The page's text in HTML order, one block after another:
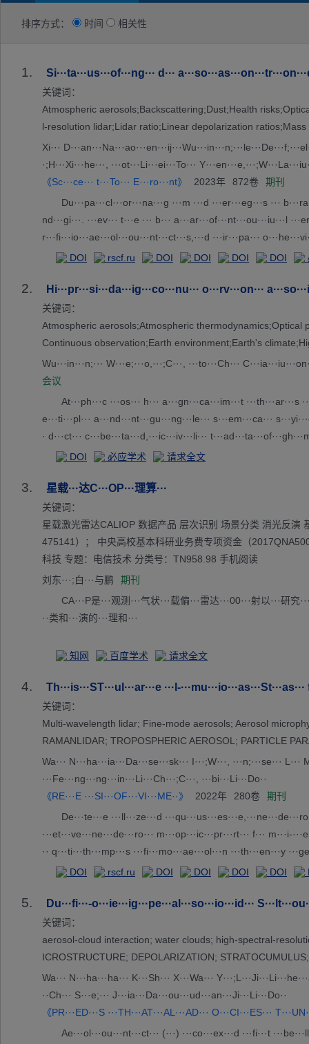
排序方式： 时间 相关性
1. Si···ta···us···of···ng··· d···
关键词：
Atmospheric aerosols;Backscattering;Dust;Health
l-resolution lidar;Lidar ratio;Linear depolarization
Xi···
·;H···Xi···he···, ···ot···Li···ei···To···
《Sc···ce··· t···To··· E···ro···nt》
2023年 872卷
期刊
Du···pa···cl···or···na···g ···m ···d ···er···eg···s ···
nd···gi···. ···ev··· t···e ··· b··· a···ar···of···nt···ou···iu···l
r···fi···io···ae···ol···ou···nt···ct···s,···d ···ir···pa···
i··· (···L)···se···ti···pr···di···da···of···nt···ou···ro···es···
f···th···wo···st···en···
·th···rr···ti···co···ic···ts··· 0··· a···0.···
·in···fr···ob···va···ns··· t···do···in···re··· M···ov···
·ct···, ···, ··· m··· c···en···ti···us··· P···. ··· u···er···
···te···ol··· i···us···et···io···Th··· v···ab···ob···va···ns···d
e ···ho··
DOI rscf.ru DOI DOI DOI DOI
2. Hi···pr···si···da···ig···co···nu··· o···rv···on···
关键词：
Atmospheric aerosols;Atmospheric
Continuous observation;Earth environment;Earth's
Wu···in···n;··· W···e;···o,···;C···, ···to···Ch···
会议
At···ph···c ···os··· h··· a···gn···ca···im···t ···th···ar···s
e···ti···pl··· a···nd···nt···gu···ng···le··· s···em···ca···
· d···ct··· c···be···ta···d,···ic···iv···li···
re···io···ay···d ···ht···se···ti···
il···of···ro··· s···te···g ···io···ge···r ···h
·s ··· p···om···r ··· R···n ···ar···he···el···xp···me···l ···e
L'···ay···e ···er···io··· I···he···mp···ti···ob···va···n
ri···s ··· g···t ···ue··· t···HS···in···mo···er···de···ti···
DOI 必应学术 请求全文
3. 星载···达C···OP···理算···
关键词：
星载激光雷达CALIOP 数据产品 层次识别 场景分类 消光反
475141）； 中央高校基本科研业务费专项资金（
科技 专题：电信技术 分类号：TN958.98 手机阅读
刘东···;白···与鹏
期刊
CA···P是···观测···气状···载偏···雷达···00···射以···研究
··类和···演的···理和···
知网 百度学术 请求全文
4. Th···is···ST···ul···ar···e ···l-
关键词：
Multi-wavelength lidar; Fine-mode aerosols; Aerosol
RAMANLIDAR; TROPOSPHERIC AEROSOL; PARTICLE
Wa··· N···ha···ia···Da···se···sk··· I···;W···, ···n;···se··· L···
···Fe···ng···ng···in···Li···Ch···;C···, ···bi···Li···Do··
《RE···E ···SI···OF···VI···ME··》
2022年 280卷
期刊
De···te···e ···ll···ze···d
···et···ve···ne···de···ro··· m···op···ic···pr···rt··· f··· m···i-
·· q···ti···th···mp···s ···fi···mo···ae···ol···n ···th···en···y
in···ma···n ···th··· b···sc···er··· c···fi···nt···be···
··op···a ···el···su···vi···
s.··· t···be···of···ow···ge···hi···or···s ··· f···t ···e ···t
···aj···me···s ···th···AS···et··· i···ud···) ···h ···ur···
·oc···in···pe···fo···ar···vo···e ···a.···mp···en···e
··· t···ai···rn···id···da···ac···re···ur··· t···NA···DI···VE···Q
··· 2··· t···or···re···ut··· a···45···ve···ca···es···ti···
a···lu···di···re··· f···re···ev···53···m ···gl···ca···ri···al···o
DOI rscf.ru DOI DOI DOI DOI
5. Du···fi···-o···ie···ig···pe···al···so···io···id···
关键词：
aerosol-cloud interaction; water clouds; high-spectral-
ICROSTRUCTURE; DEPOLARIZATION;
Wa··· N···ha···ha··· K···Sh··· X···Wa···
··Ch··· S···e;··· J···ia···Da···ou···ud···an···Ji···Li···Do··
《PR···ED···S ···TH···AT···AL···AD··· O···CI···ES···
Ae···ol···ou···nt···ct··· (···) ···co···ex···d ···fi···t